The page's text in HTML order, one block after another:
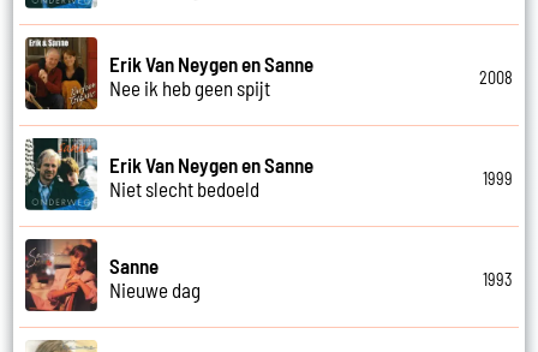
Erik Van Neygen en Sanne
Nee ik heb geen spijt
2008
Erik Van Neygen en Sanne
Niet slecht bedoeld
1999
Sanne
Nieuwe dag
1993